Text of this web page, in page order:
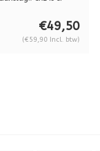
€49,50
(€59,90 Incl. btw)